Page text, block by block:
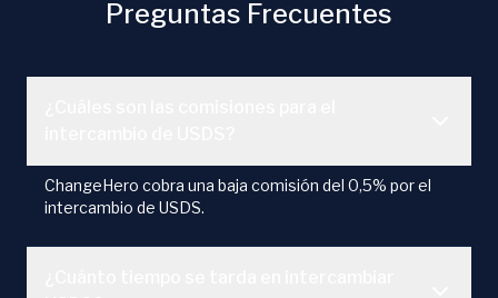
Preguntas Frecuentes
ChangeHero cobra una baja comisión del 0,5% por el
intercambio de USDS.